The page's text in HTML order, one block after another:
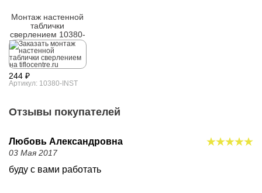
Монтаж настенной
таблички
сверлением 10380-
INST
244 ₽
Артикул: 10380-INST
Отзывы покупателей
Любовь Александровна
03 Мая 2017
буду с вами работать